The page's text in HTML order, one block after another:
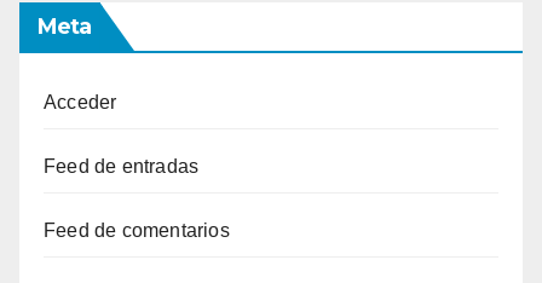
Meta
Acceder
Feed de entradas
Feed de comentarios